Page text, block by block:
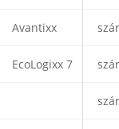
Avantixx
EcoLogixx 7